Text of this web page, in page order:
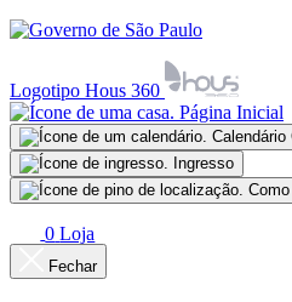
Logotipo Hous 360
Página Inicial
Calendário
Ingresso
0 Loja
Fechar